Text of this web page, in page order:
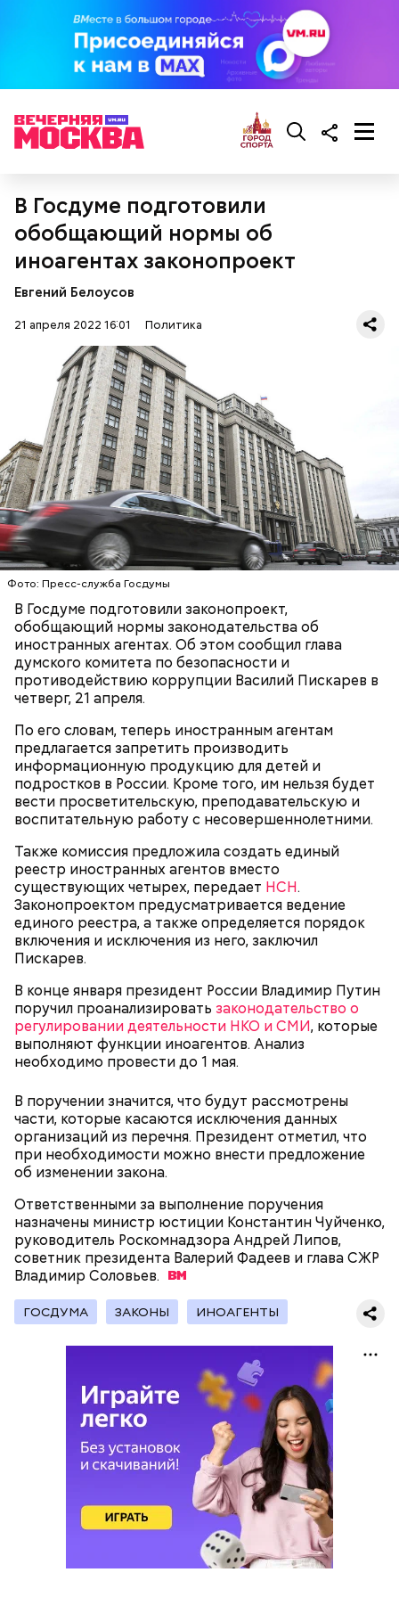
В Госдуме подготовили
обобщающий нормы об
иноагентах законопроект
Евгений Белоусов
21 апреля 2022 16:01 Политика
Фото: Пресс-служба Госдумы
В Госдуме подготовили законопроект,
обобщающий нормы законодательства об
иностранных агентах. Об этом сообщил глава
думского комитета по безопасности и
противодействию коррупции Василий Пискарев в
четверг, 21 апреля.
По его словам, теперь иностранным агентам
предлагается запретить производить
информационную продукцию для детей и
подростков в России. Кроме того, им нельзя будет
вести просветительскую, преподавательскую и
воспитательную работу с несовершеннолетними.
Также комиссия предложила создать единый
реестр иностранных агентов вместо
существующих четырех, передает НСН.
Законопроектом предусматривается ведение
единого реестра, а также определяется порядок
включения и исключения из него, заключил
Пискарев.
В конце января президент России Владимир Путин
поручил проанализировать законодательство о
регулировании деятельности НКО и СМИ, которые
выполняют функции иноагентов. Анализ
необходимо провести до 1 мая.
В поручении значится, что будут рассмотрены
части, которые касаются исключения данных
организаций из перечня. Президент отметил, что
при необходимости можно внести предложение
об изменении закона.
Ответственными за выполнение поручения
назначены министр юстиции Константин Чуйченко,
руководитель Роскомнадзора Андрей Липов,
советник президента Валерий Фадеев и глава СЖР
Владимир Соловьев.
ГОСДУМА ЗАКОНЫ ИНОАГЕНТЫ
До этого сообщалось, что президент РФ Владимир
в Государственную думу кандидатуру
Эльвиры Набиуллиной для назначения на
После этого официальный представитель Кремля
Дмитрий Песков заявил, что Путин высоко
оценивает работу Набиуллиной, поэтому ее